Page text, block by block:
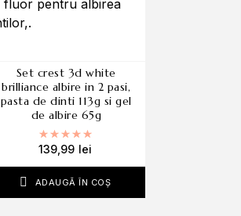
ADAUGĂ ÎN COȘ
set crest 3d white
brilliance albire in 2 pasi,
pasta de dinti 113g si gel
de albire 65g
Evaluat la
139,99 lei